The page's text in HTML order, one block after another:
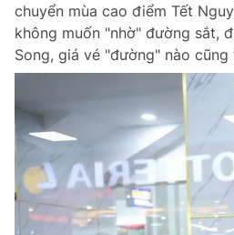
chuyển mùa cao điểm Tết
không muốn "nhờ" đường sắt,
Song, giá vé "đường" nào